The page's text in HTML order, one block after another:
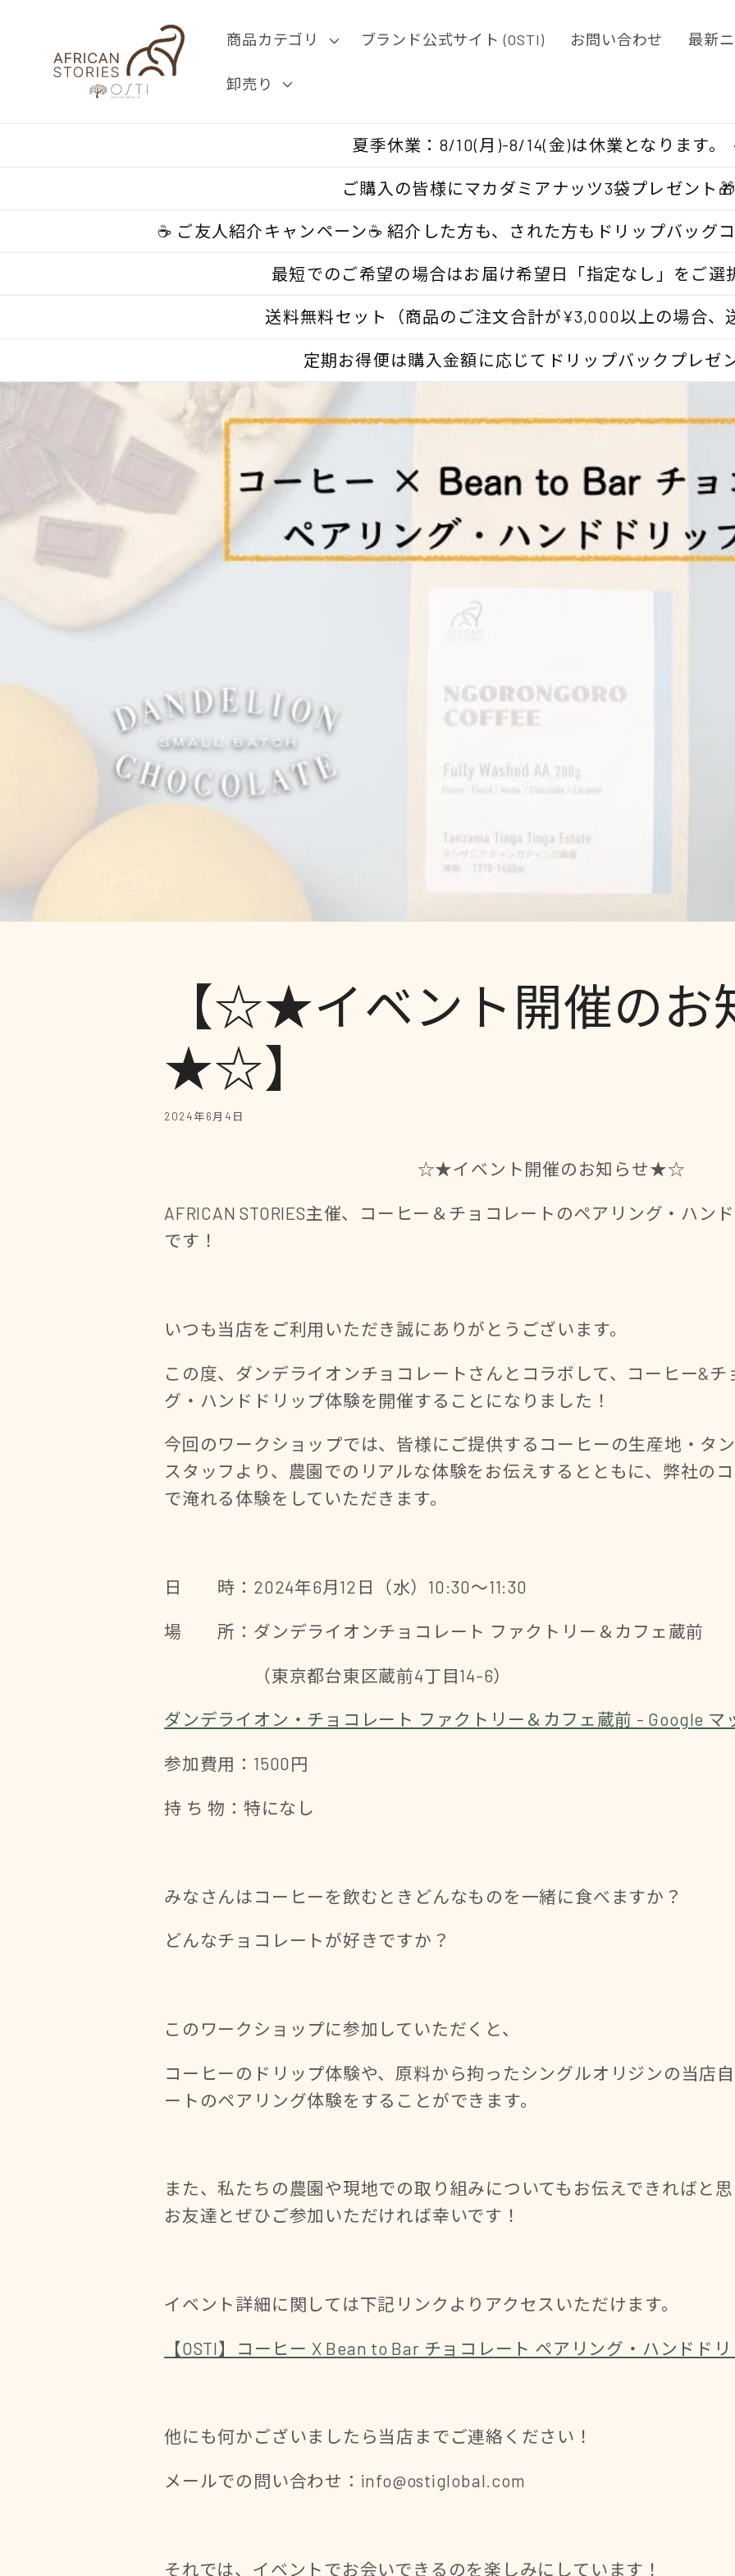
商品カテゴリ ブランド公式サイト (OSTI) お問い合わせ 最新
卸売り
夏季休業：8/10(月)-8/14(金)は休業となります。
ご購入の皆様にマカダミアナッツ3袋プレゼント🎁
☕ ご友人紹介キャンペーン☕ 紹介した方も、された方もドリップバッグ
最短でのご希望の場合はお届け希望日「指定なし」をご選
送料無料セット（商品のご注文合計が¥3,000以上の場合、
定期お得便は購入金額に応じてドリップバックプレゼ
【☆★イベント開催のお
★☆】
2024年6月4日
☆★イベント開催のお知らせ★☆
AFRICAN STORIES主催、コーヒー＆チョコレートのペアリング・ハン
です！
いつも当店をご利用いただき誠にありがとうございます。
この度、ダンデライオンチョコレートさんとコラボして、コーヒー&
グ・ハンドドリップ体験を開催することになりました！
今回のワークショップでは、皆様にご提供するコーヒーの生産地・タ
スタッフより、農園でのリアルな体験をお伝えするとともに、弊社の
で淹れる体験をしていただきます。
日 時：2024年6月12日（水）10:30～11:30
場 所：ダンデライオンチョコレート ファクトリー＆カフェ蔵前
（東京都台東区蔵前4丁目14-6）
ダンデライオン・チョコレート ファクトリー＆カフェ蔵前 - Google マ
参加費用：1500円
持 ち 物：特になし
みなさんはコーヒーを飲むときどんなものを一緒に食べますか？
どんなチョコレートが好きですか？
このワークショップに参加していただくと、
コーヒーのドリップ体験や、原料から拘ったシングルオリジンの当店
ートのペアリング体験をすることができます。
また、私たちの農園や現地での取り組みについてもお伝えできればと
お友達とぜひご参加いただければ幸いです！
イベント詳細に関しては下記リンクよりアクセスいただけます。
【OSTI】コーヒー X Bean to Bar チョコレート ペアリング・ハンドド
他にも何かございましたら当店までご連絡ください！
メールでの問い合わせ：info@ostiglobal.com
それでは、イベントでお会いできるのを楽しみにしています！